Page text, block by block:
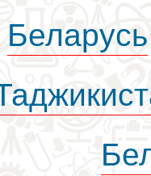
Беларусь